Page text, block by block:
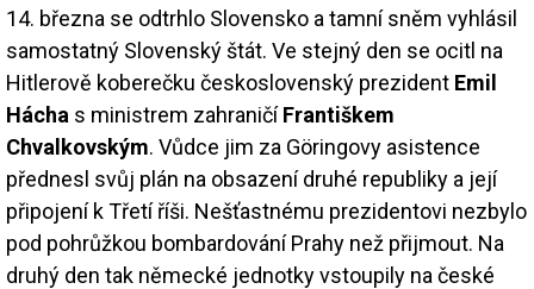
14. března se odtrhlo Slovensko a tamní sněm vyhlásil
samostatný Slovenský štát. Ve stejný den se ocitl na
Hitlerově koberečku československý prezident Emil
Hácha s ministrem zahraničíFrantiškem
Chvalkovským. Vůdce jim za Göringovy asistence
přednesl svůj plán na obsazení druhé republiky a její
připojení k Třetí říši. Nešťastnému prezidentovi nezbylo
pod pohrůžkou bombardování Prahy než přijmout. Na
druhý den tak německé jednotky vstoupily na české